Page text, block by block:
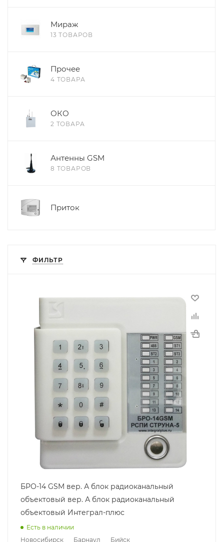
Мираж
13 ТОВАРОВ
Прочее
4 ТОВАРА
ОКО
2 ТОВАРА
Антенны GSM
8 ТОВАРОВ
Приток
ФИЛЬТР
БРО-14 GSM вер. А блок радиоканальный
объектовый вер. А блок радиоканальный
объектовый Интеграл-плюс
Есть в наличии
Новосибирск
Барнаул Бийск